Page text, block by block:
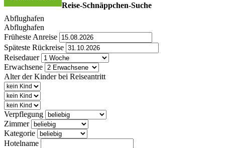
Reise-Schnäppchen-Suche
Abflughafen
Abflughafen
Früheste Anreise
Späteste Rückreise
Reisedauer
Erwachsene
Alter der Kinder bei Reiseantritt
Verpflegung
Zimmer
Kategorie
Hotelname